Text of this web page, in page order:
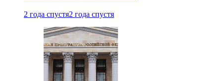
2 года спустя2 года спустя